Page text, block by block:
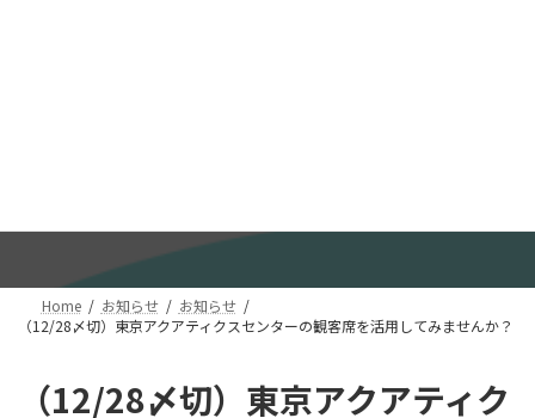
プ
動
Home お知らせ
お知らせ
（12/28〆切）東京アクアティクスセンターの観客席を活用してみませんか？
（12/28〆切）東京アクアティク